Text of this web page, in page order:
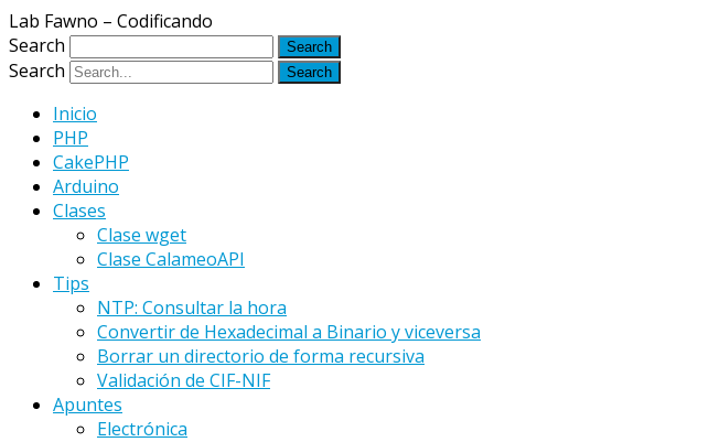
Lab Fawno – Codificando
Search
Search
Inicio
PHP
CakePHP
Arduino
Clases
Clase wget
Clase CalameoAPI
Tips
NTP: Consultar la hora
Convertir de Hexadecimal a Binario y viceversa
Borrar un directorio de forma recursiva
Validación de CIF-NIF
Apuntes
Electrónica